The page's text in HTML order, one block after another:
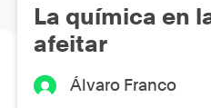
La química en
afeitar
Álvaro Franco